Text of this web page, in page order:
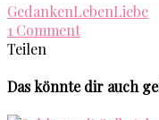
GedankenLebenLiebe
1 Comment
Teilen
Das könnte dir auch